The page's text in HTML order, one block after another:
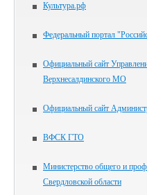
Культура.рф
Федеральный портал
Официальный сайт
Верхнесалдинского МО
Официальный сайт
ВФСК ГТО
Министерство общего и
Свердловской области